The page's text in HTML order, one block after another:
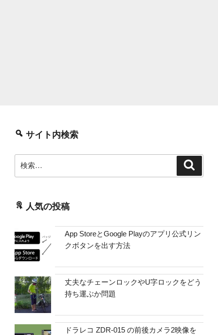
サイト内検索
索:
人気の投稿
App StoreとGoogle Playのアプリ公式リン
クボタンを出す方法
丈夫なチェーンロックやU字ロックをどう
持ち運ぶか問題
ドラレコ ZDR-015 の前後カメラ2映像を